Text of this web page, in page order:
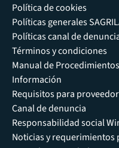
Política de cookies
Políticas generales
Políticas canal de
Términos y condiciones
Manual de
Información
Requisitos para
Canal de denuncia
Responsabilidad social
Noticias y requerimientos